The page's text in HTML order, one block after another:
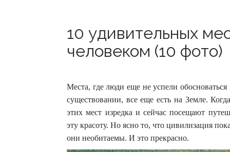
10 удивительных
человеком (10 фото)
Места, где люди еще не успели
существовании, все еще есть на Земле.
этих мест изредка и сейчас посещают
эту красоту. Но ясно то, что цивилизация
они необитаемы. И это прекрасно.